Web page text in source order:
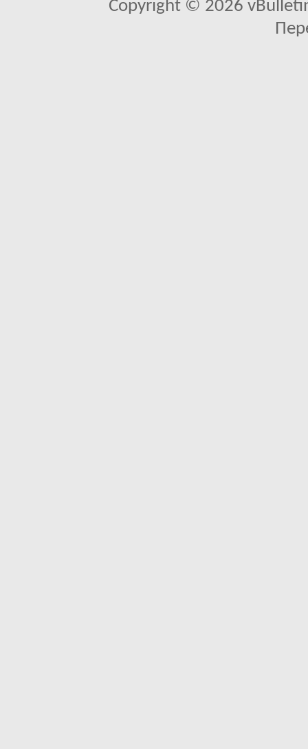
Copyright © 2026